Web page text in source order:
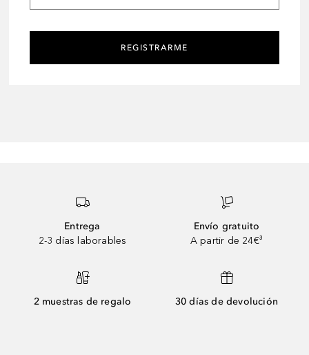
REGISTRARME
Entrega
2-3 días laborables
Envío gratuito
A partir de 24€³
2 muestras de regalo 30 días de devolución